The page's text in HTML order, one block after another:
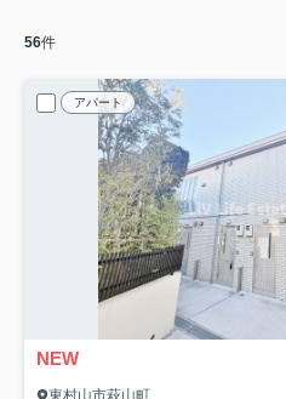
56件
アパート
NEW
東村山市萩山町